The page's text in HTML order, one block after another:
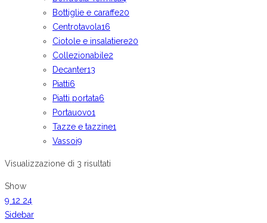
Bottiglie e caraffe20
Centrotavola16
Ciotole e insalatiere20
Collezionabile2
Decanter13
Piatti6
Piatti portata6
Portauovo1
Tazze e tazzine1
Vassoi9
Visualizzazione di 3 risultati
Show
9 12 24
Sidebar